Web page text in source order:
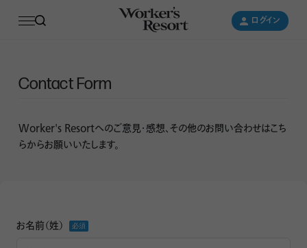
ログイン
ログイン
Contact Form
Worker's Resortへのご意見・感想、その他のお問い合わせはこち
らからお願いいたします。
お名前（姓）